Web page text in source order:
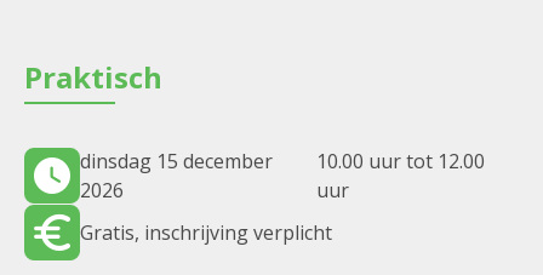
Praktisch
dinsdag 15 december
2026
10.00 uur tot 12.00
uur
Gratis, inschrijving verplicht